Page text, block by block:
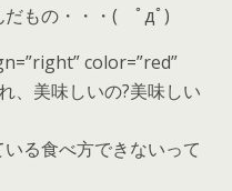
だもの・・・( ﾟдﾟ)
color=”red”
、美味しいの?美味しい
る食べ方できないって